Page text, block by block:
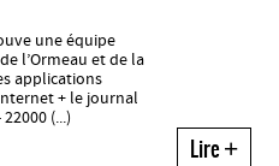
une équipe
l’Ormeau et de la
applications
+ le journal
(...)
Lire+